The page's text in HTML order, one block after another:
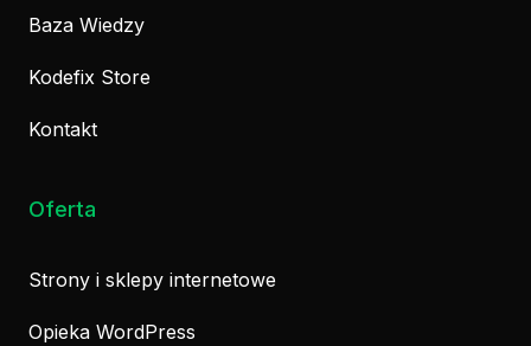
Baza Wiedzy
Kodefix Store
Kontakt
Oferta
Strony i sklepy internetowe
Opieka WordPress